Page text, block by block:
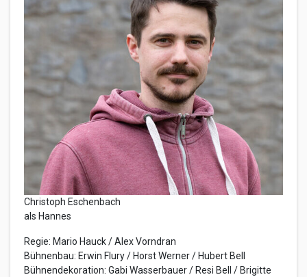
Christoph Eschenbach
als Hannes
Regie: Mario Hauck / Alex Vorndran
Bühnenbau: Erwin Flury / Horst Werner / Hubert Bell
Bühnendekoration: Gabi Wasserbauer / Resi Bell / Brigitte